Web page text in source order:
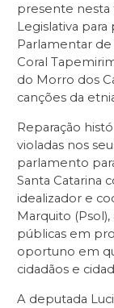
presente nesta
Legislativa
Parlamentar de
Coral
do Morro dos
canções da
Reparação
violadas nos
parlamento
Santa Catarina
idealizador e
Marquito
públicas em
oportuno em
cidadãos e
A deputada